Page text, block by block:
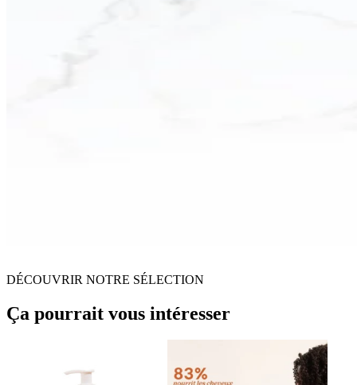
DÉCOUVRIR NOTRE SÉLECTION
Ça pourrait vous intéresser